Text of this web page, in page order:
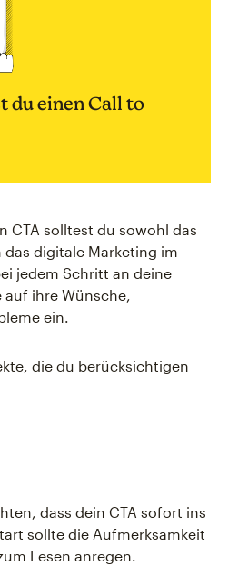
du einen Call to
CTA solltest du sowohl das
digitale Marketing im
jedem Schritt an deine
ihre Wünsche,
ein.
die du berücksichtigen
dass dein CTA sofort ins
sollte die Aufmerksamkeit
Lesen anregen.